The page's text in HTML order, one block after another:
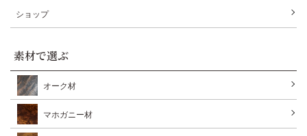
ショップ
素材で選ぶ
オーク材
マホガニー材